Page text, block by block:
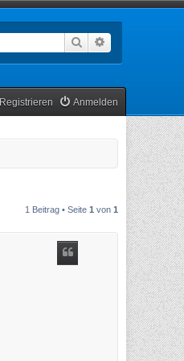
Suche
Anmelden
Registrieren
1 Beitrag • Seite 1 von 1